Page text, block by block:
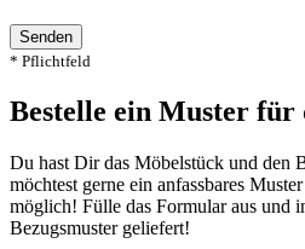
Senden
* Pflichtfeld
Bestelle ein Muster für
Du hast Dir das Möbelstück und den
möchtest gerne ein anfassbares
möglich! Fülle das Formular aus und
Bezugsmuster geliefert!